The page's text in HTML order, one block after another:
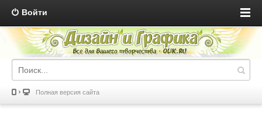
Войти
Полная версия сайта